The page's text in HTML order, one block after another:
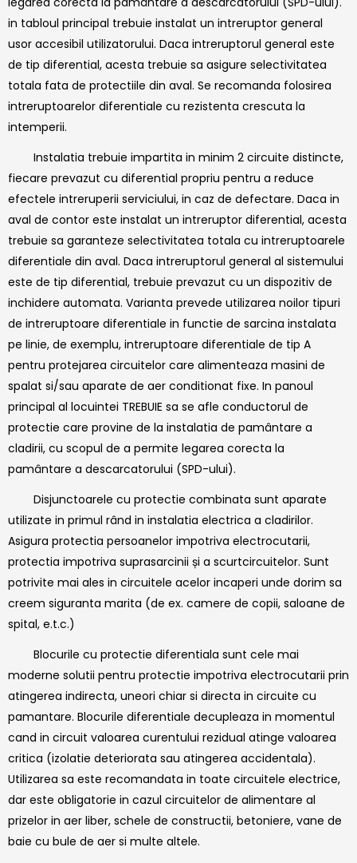
in tabloul principal trebuie instalat un intreruptor general
usor accesibil utilizatorului. Daca intreruptorul general este
de tip diferential, acesta trebuie sa asigure selectivitatea
totala fata de protectiile din aval. Se recomanda folosirea
intreruptoarelor diferentiale cu rezistenta crescuta la
intemperii.
Instalatia trebuie impartita in minim 2 circuite distincte,
fiecare prevazut cu diferential propriu pentru a reduce
efectele intreruperii serviciului, in caz de defectare. Daca in
aval de contor este instalat un intreruptor diferential, acesta
trebuie sa garanteze selectivitatea totala cu intreruptoarele
diferentiale din aval. Daca intreruptorul general al sistemului
este de tip diferential, trebuie prevazut cu un dispozitiv de
inchidere automata. Varianta prevede utilizarea noilor tipuri
de intreruptoare diferentiale in functie de sarcina instalata
pe linie, de exemplu, intreruptoare diferentiale de tip A
pentru protejarea circuitelor care alimenteaza masini de
spalat si/sau aparate de aer conditionat fixe. In panoul
principal al locuintei TREBUIE sa se afle conductorul de
protectie care provine de la instalatia de pamântare a
cladirii, cu scopul de a permite legarea corecta la
pamântare a descarcatorului (SPD-ului).
Disjunctoarele cu protectie combinata sunt aparate
utilizate in primul rând in instalatia electrica a cladirilor.
Asigura protectia persoanelor impotriva electrocutarii,
protectia impotriva suprasarcinii și a scurtcircuitelor. Sunt
potrivite mai ales in circuitele acelor incaperi unde dorim sa
creem siguranta marita (de ex. camere de copii, saloane de
spital, e.t.c.)
Blocurile cu protectie diferentiala sunt cele mai
moderne solutii pentru protectie impotriva electrocutarii prin
atingerea indirecta, uneori chiar si directa in circuite cu
pamantare. Blocurile diferentiale decupleaza in momentul
cand in circuit valoarea curentului rezidual atinge valoarea
critica (izolatie deteriorata sau atingerea accidentala).
Utilizarea sa este recomandata in toate circuitele electrice,
dar este obligatorie in cazul circuitelor de alimentare al
prizelor in aer liber, schele de constructii, betoniere, vane de
baie cu bule de aer si multe altele.